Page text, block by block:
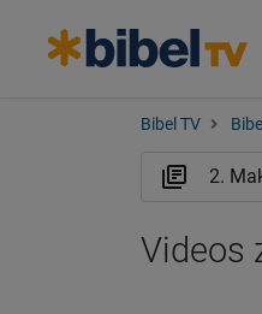
Bibel TV
Videos